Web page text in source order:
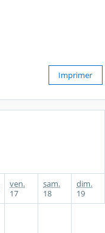
Imprimer
ven.
17
sam.
18
dim.
19